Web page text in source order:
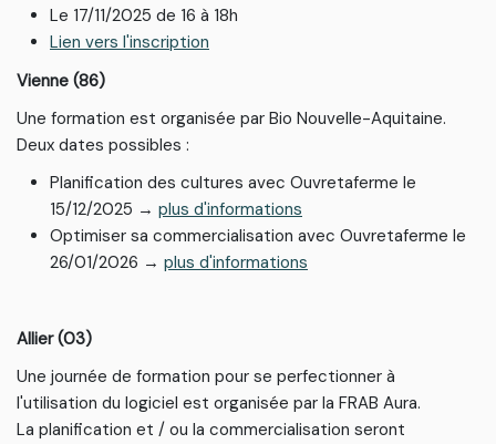
Le 17/11/2025 de 16 à 18h
Lien vers l'inscription
Vienne (86)
Une formation est organisée par Bio Nouvelle-Aquitaine.
Deux dates possibles :
Planification des cultures avec Ouvretaferme le
15/12/2025 → plus d'informations
Optimiser sa commercialisation avec Ouvretaferme le
26/01/2026 → plus d'informations
Allier (03)
Une journée de formation pour se perfectionner à
l'utilisation du logiciel est organisée par la FRAB Aura.
La planification et / ou la commercialisation seront